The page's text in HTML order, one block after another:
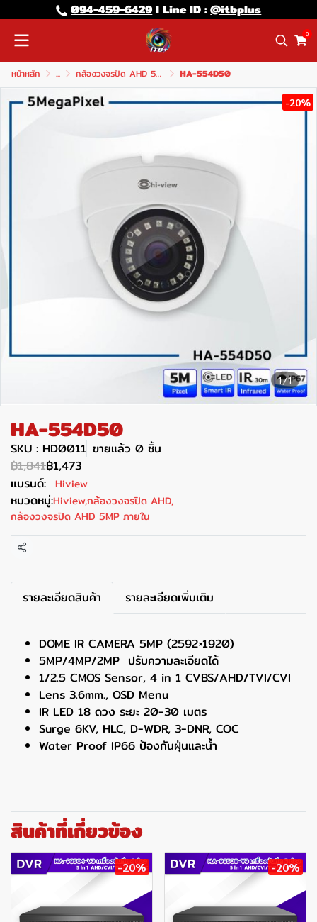
094-459-6429l Line lD :@itbplus
0
หน้าหลัก ... กล้องวงจรปิด AHD 5MP ภายใน HA-554D50
1/1
-20%
HA-554D50
SKU : HD0011 ขายแล้ว 0 ชิ้น
฿1,841฿1,473
แบรนด์: Hiview
หมวดหมู่:Hiview,กล้องวงจรปิด AHD,
กล้องวงจรปิด AHD 5MP ภายใน
แชร์
รายละเอียดสินค้า รายละเอียดเพิ่มเติม
DOME IR CAMERA 5MP (2592×1920)
5MP/4MP/2MP ปรับความละเอียดได้
1/2.5 CMOS Sensor, 4 in 1 CVBS/AHD/TVI/CVI
Lens 3.6mm., OSD Menu
IR LED 18 ดวง ระยะ 20-30 เมตร
Surge 6KV, HLC, D-WDR, 3-DNR, COC
Water Proof IP66 ป้องกันฝุ่นและน้ำ
สินค้าที่เกี่ยวข้อง
-20% -20%